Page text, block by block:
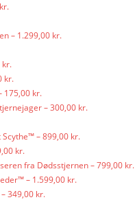
– 1.299,00 kr.
kr.
kr.
175,00 kr.
– 300,00 kr.
– 899,00 kr.
kr.
fra Dødsstjernen – 799,00 kr.
– 1.599,00 kr.
349,00 kr.